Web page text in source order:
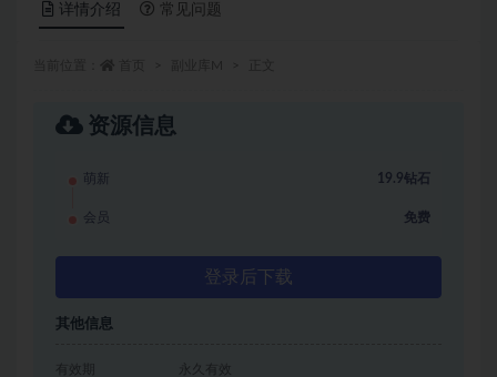
详情介绍 常见问题
资源信息
萌新 19.9钻石
会员 免费
登录后下载
其他信息
有效期 永久有效